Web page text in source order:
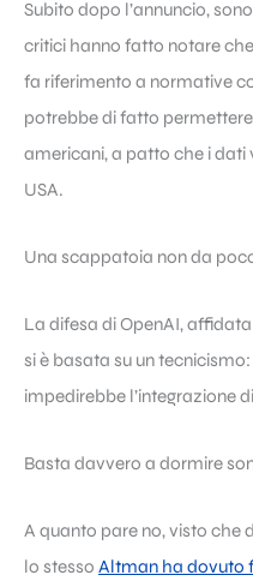
Subito dopo l’annuncio,
critici hanno fatto notare
fa riferimento a normative
potrebbe di fatto
americani, a patto che i
USA.
Una scappatoia non da
La difesa di OpenAI,
si è basata su un
impedirebbe l’integrazione
Basta davvero a dormire
A quanto pare no, visto che
lo stesso Altman ha dovuto